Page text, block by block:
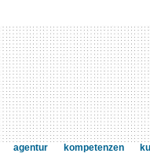
agentur kompetenzen